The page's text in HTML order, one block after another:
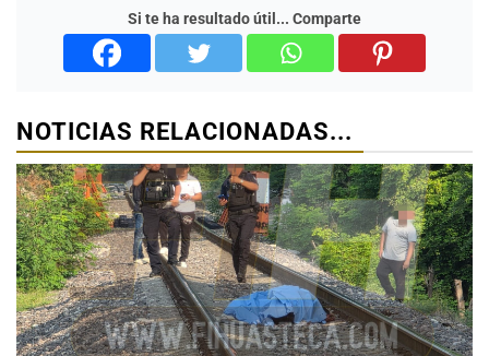
Si te ha resultado útil... Comparte
NOTICIAS RELACIONADAS...